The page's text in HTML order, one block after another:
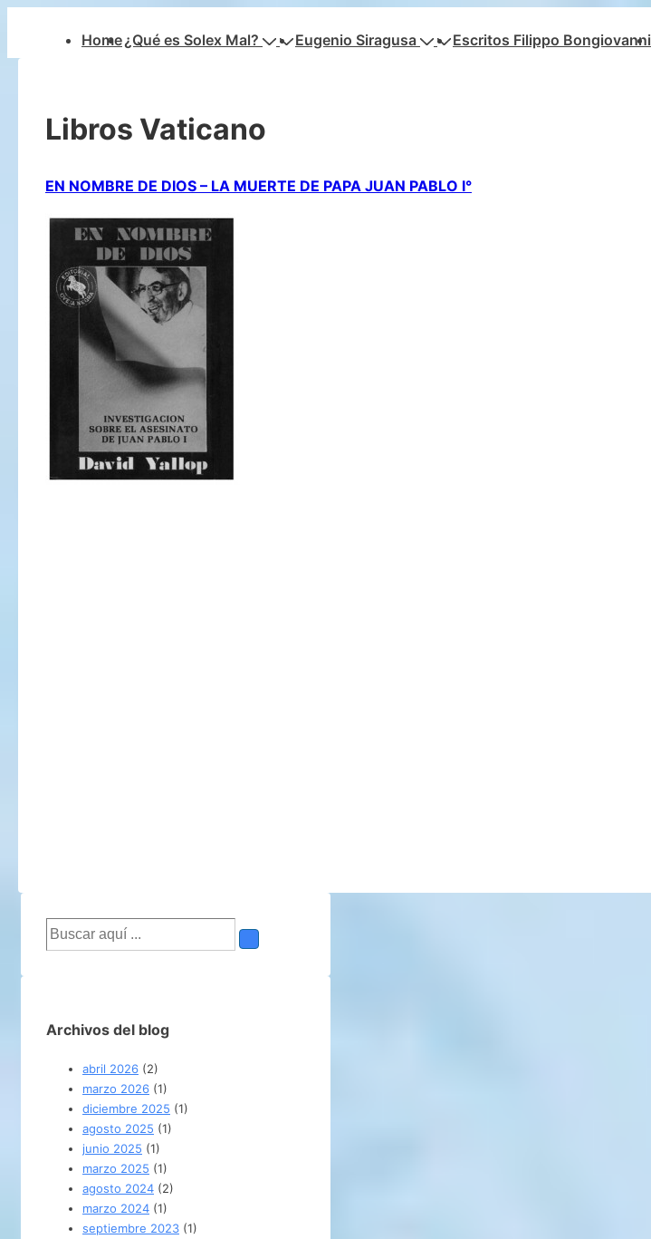
principal
principal
Home¿Qué es Solex Mal? Eugenio Siragusa Escritos Filippo Bongiovanni
Libros Vaticano
EN NOMBRE DE DIOS – LA MUERTE DE PAPA JUAN PABLO I°
Buscar
por:
Archivos del blog
abril 2026 (2)
marzo 2026 (1)
diciembre 2025 (1)
agosto 2025 (1)
junio 2025 (1)
marzo 2025 (1)
agosto 2024 (2)
marzo 2024 (1)
septiembre 2023 (1)